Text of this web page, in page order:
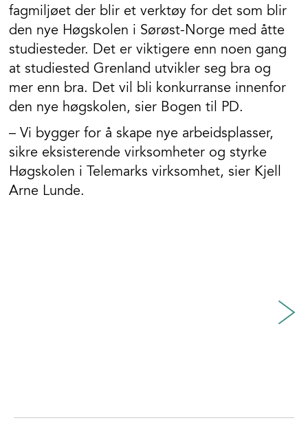
fagmiljøet der blir et verktøy for det som blir
den nye Høgskolen i Sørøst-Norge med åtte
studiesteder. Det er viktigere enn noen gang
at studiested Grenland utvikler seg bra og
mer enn bra. Det vil bli konkurranse innenfor
den nye høgskolen, sier Bogen til PD.
– Vi bygger for å skape nye arbeidsplasser,
sikre eksisterende virksomheter og styrke
Høgskolen i Telemarks virksomhet, sier Kjell
Arne Lunde.